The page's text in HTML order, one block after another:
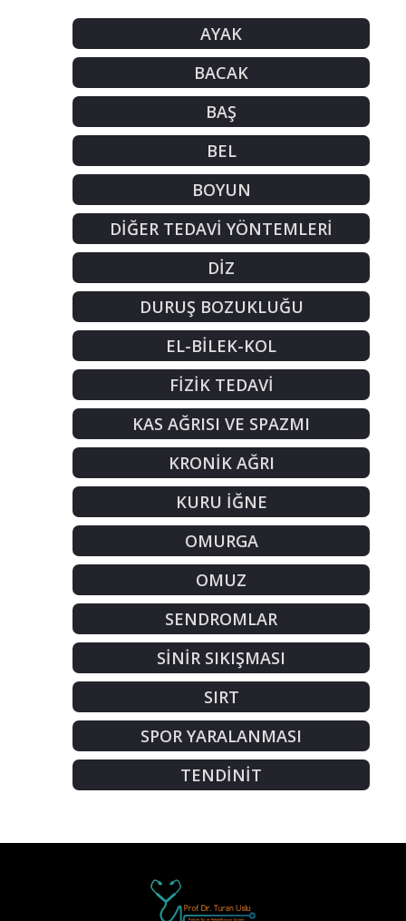
AYAK
BACAK
BAŞ
BEL
BOYUN
DİĞER TEDAVİ YÖNTEMLERİ
DİZ
DURUŞ BOZUKLUĞU
EL-BİLEK-KOL
FİZİK TEDAVİ
KAS AĞRISI VE SPAZMI
KRONİK AĞRI
KURU İĞNE
OMURGA
OMUZ
SENDROMLAR
SİNİR SIKIŞMASI
SIRT
SPOR YARALANMASI
TENDİNİT